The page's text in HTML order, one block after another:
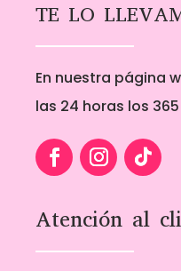
TE LO
En nuestra página
las 24 horas los
Atención al